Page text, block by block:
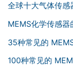
全球十大气体传感
MEMS化学传感器
35种常见的
100种常见的